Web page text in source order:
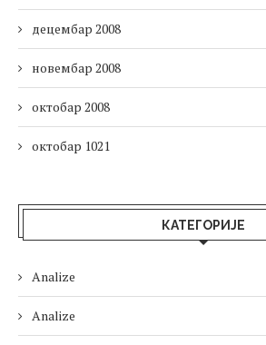
децембар 2008
новембар 2008
октобар 2008
октобар 1021
КАТЕГОРИЈЕ
Analize
Analize